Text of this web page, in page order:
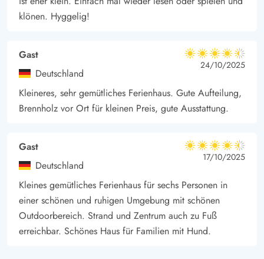
klönen. Hyggelig!
Gast
Deutschland
4.5 von 5
4.5 von 5
4.5 out of 5
24/10/2025
Kleineres, sehr gemütliches Ferienhaus. Gute Aufteilung,
Brennholz vor Ort für kleinen Preis, gute Ausstattung.
Gast
Deutschland
4.5 von 5
4.5 von 5
4.5 out of 5
17/10/2025
Kleines gemütliches Ferienhaus für sechs Personen in
einer schönen und ruhigen Umgebung mit schönen
Outdoorbereich. Strand und Zentrum auch zu Fuß
erreichbar. Schönes Haus für Familien mit Hund.